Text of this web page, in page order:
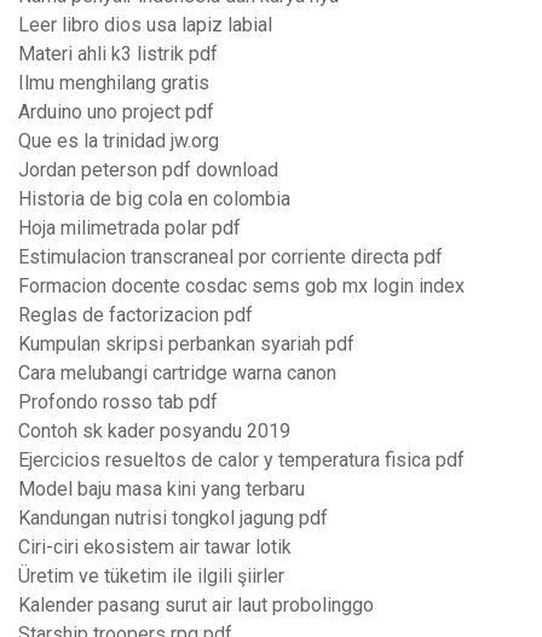
Leer libro dios usa lapiz labial
Materi ahli k3 listrik pdf
Ilmu menghilang gratis
Arduino uno project pdf
Que es la trinidad jw.org
Jordan peterson pdf download
Historia de big cola en colombia
Hoja milimetrada polar pdf
Estimulacion transcraneal por corriente directa pdf
Formacion docente cosdac sems gob mx login index
Reglas de factorizacion pdf
Kumpulan skripsi perbankan syariah pdf
Cara melubangi cartridge warna canon
Profondo rosso tab pdf
Contoh sk kader posyandu 2019
Ejercicios resueltos de calor y temperatura fisica pdf
Model baju masa kini yang terbaru
Kandungan nutrisi tongkol jagung pdf
Ciri-ciri ekosistem air tawar lotik
Üretim ve tüketim ile ilgili şiirler
Kalender pasang surut air laut probolinggo